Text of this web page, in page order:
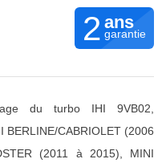
2 ans
garantie
du turbo IHI 9VB02,
CABRIOLET (2006
(2011 à 2015), MINI